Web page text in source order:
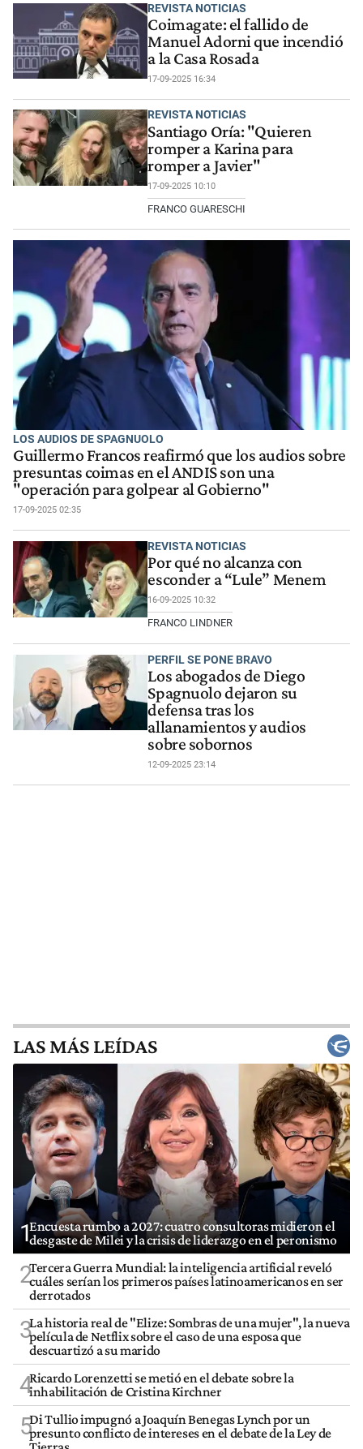
REVISTA NOTICIAS
Coimagate: el fallido de
Manuel Adorni que incendió
a la Casa Rosada
17-09-2025 16:34
REVISTA NOTICIAS
Santiago Oría: "Quieren
romper a Karina para
romper a Javier"
17-09-2025 10:10
FRANCO GUARESCHI
LOS AUDIOS DE SPAGNUOLO
Guillermo Francos reafirmó que los audios sobre
presuntas coimas en el ANDIS son una
"operación para golpear al Gobierno"
17-09-2025 02:35
REVISTA NOTICIAS
Por qué no alcanza con
esconder a “Lule” Menem
16-09-2025 10:32
FRANCO LINDNER
PERFIL SE PONE BRAVO
Los abogados de Diego
Spagnuolo dejaron su
defensa tras los
allanamientos y audios
sobre sobornos
12-09-2025 23:14
LAS MÁS LEÍDAS
1Encuesta rumbo a 2027: cuatro consultoras midieron el
desgaste de Milei y la crisis de liderazgo en el peronismo
2Tercera Guerra Mundial: la inteligencia artificial reveló
cuáles serían los primeros países latinoamericanos en ser
derrotados
3La historia real de "Elize: Sombras de una mujer", la nueva
película de Netflix sobre el caso de una esposa que
descuartizó a su marido
4Ricardo Lorenzetti se metió en el debate sobre la
inhabilitación de Cristina Kirchner
5Di Tullio impugnó a Joaquín Benegas Lynch por un
presunto conflicto de intereses en el debate de la Ley de